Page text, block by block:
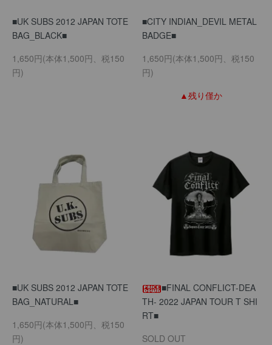
■UK SUBS 2012 JAPAN TOTE
BAG_BLACK■
1,650円(本体1,500円、税150
円)
■CITY INDIAN_DEVIL METAL
BADGE■
1,650円(本体1,500円、税150
円)
▲残り僅か
■UK SUBS 2012 JAPAN TOTE
BAG_NATURAL■
1,650円(本体1,500円、税150
円)
■FINAL CONFLICT-DEA
TH- 2022 JAPAN TOUR T SHI
RT■
SOLD OUT